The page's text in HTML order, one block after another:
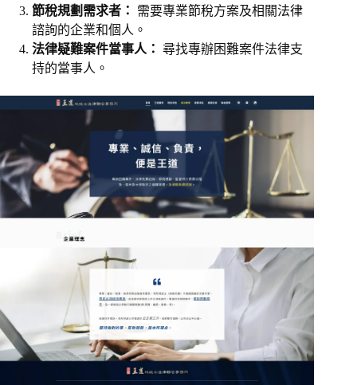
節稅規劃需求者：
需要專業節稅方案及相關法律
諮詢的企業和個人。
法律疑難案件當事人： 尋找專辦困難案件法律支
持的當事人。